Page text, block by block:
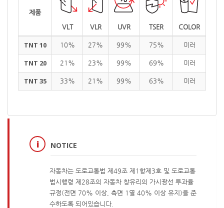
제품
VLT
VLR UVR TSER COLOR
TNT 10 10% 27% 99% 75% 미러
TNT 20 21% 23% 99% 69% 미러
TNT 35 33% 21% 99% 63% 미러
NOTICE
자동차는 도로교통법 제49조 제1항제3호 및 도로교통
법시행령 제28조의 자동차 창유리의 가시광선 투과율
규정(전면 70% 이상, 측면 1열 40% 이상 유지)을 준
수하도록 되어있습니다.